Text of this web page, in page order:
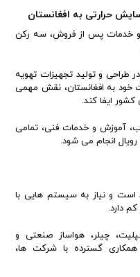
حرارتی به افغانستان
و خدمات پس از فروش، سه رکن
طراحی و تولید تجهیزات تهویه
خود به افغانستان، نقش مهمی
ایفا کند.
آموزش و خدمات فنی، تمامی
انجام می شود.
است و نیاز به سیستم هایی با
دارد.
چیلر، هواساز صنعتی و
همکاری گسترده با شرکت ها،